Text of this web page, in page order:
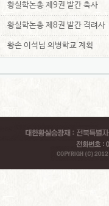
황실학논총 제9권 발간 축사
황실학논총 제8권 발간 격려사
황손 이석님 의병학교 계획